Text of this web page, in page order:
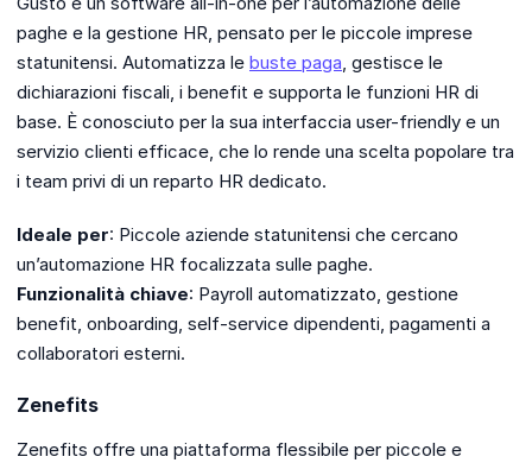
paghe e la gestione HR, pensato per le piccole imprese
statunitensi. Automatizza le buste paga, gestisce le
dichiarazioni fiscali, i benefit e supporta le funzioni HR di
base. È conosciuto per la sua interfaccia user-friendly e un
servizio clienti efficace, che lo rende una scelta popolare tra
i team privi di un reparto HR dedicato.
Ideale per: Piccole aziende statunitensi che cercano
un’automazione HR focalizzata sulle paghe.
Funzionalità chiave: Payroll automatizzato, gestione
benefit, onboarding, self-service dipendenti, pagamenti a
collaboratori esterni.
Zenefits
Zenefits offre una piattaforma flessibile per piccole e